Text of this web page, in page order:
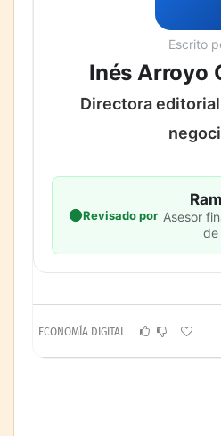
Escrito
Inés Arroyo
Directora
Revisado por Asesor
de
ECONOMÍA DIGITAL